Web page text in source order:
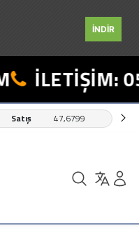
İNDİR
İLETİŞİM:
Satış 47,6799